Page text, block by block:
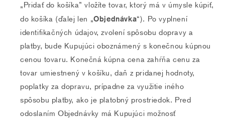
„Pridať do košíka” vložíte tovar, ktorý má v úmysle kúpiť,
do košíka (ďalej len „Objednávka“). Po vyplnení
identifikačných údajov, zvolení spôsobu dopravy a
platby, bude Kupujúci oboznámený s konečnou kúpnou
cenou tovaru. Konečná kúpna cena zahŕňa cenu za
tovar umiestnený v košíku, daň z pridanej hodnoty,
poplatky za dopravu, prípadne za využitie iného
spôsobu platby, ako je platobný prostriedok. Pred
odoslaním Objednávky má Kupujúci možnosť